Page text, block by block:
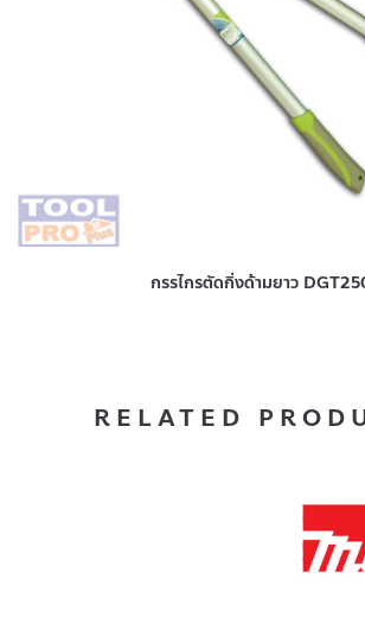
กรรไกรตัดกิ่งด้ามยาว
RELATED